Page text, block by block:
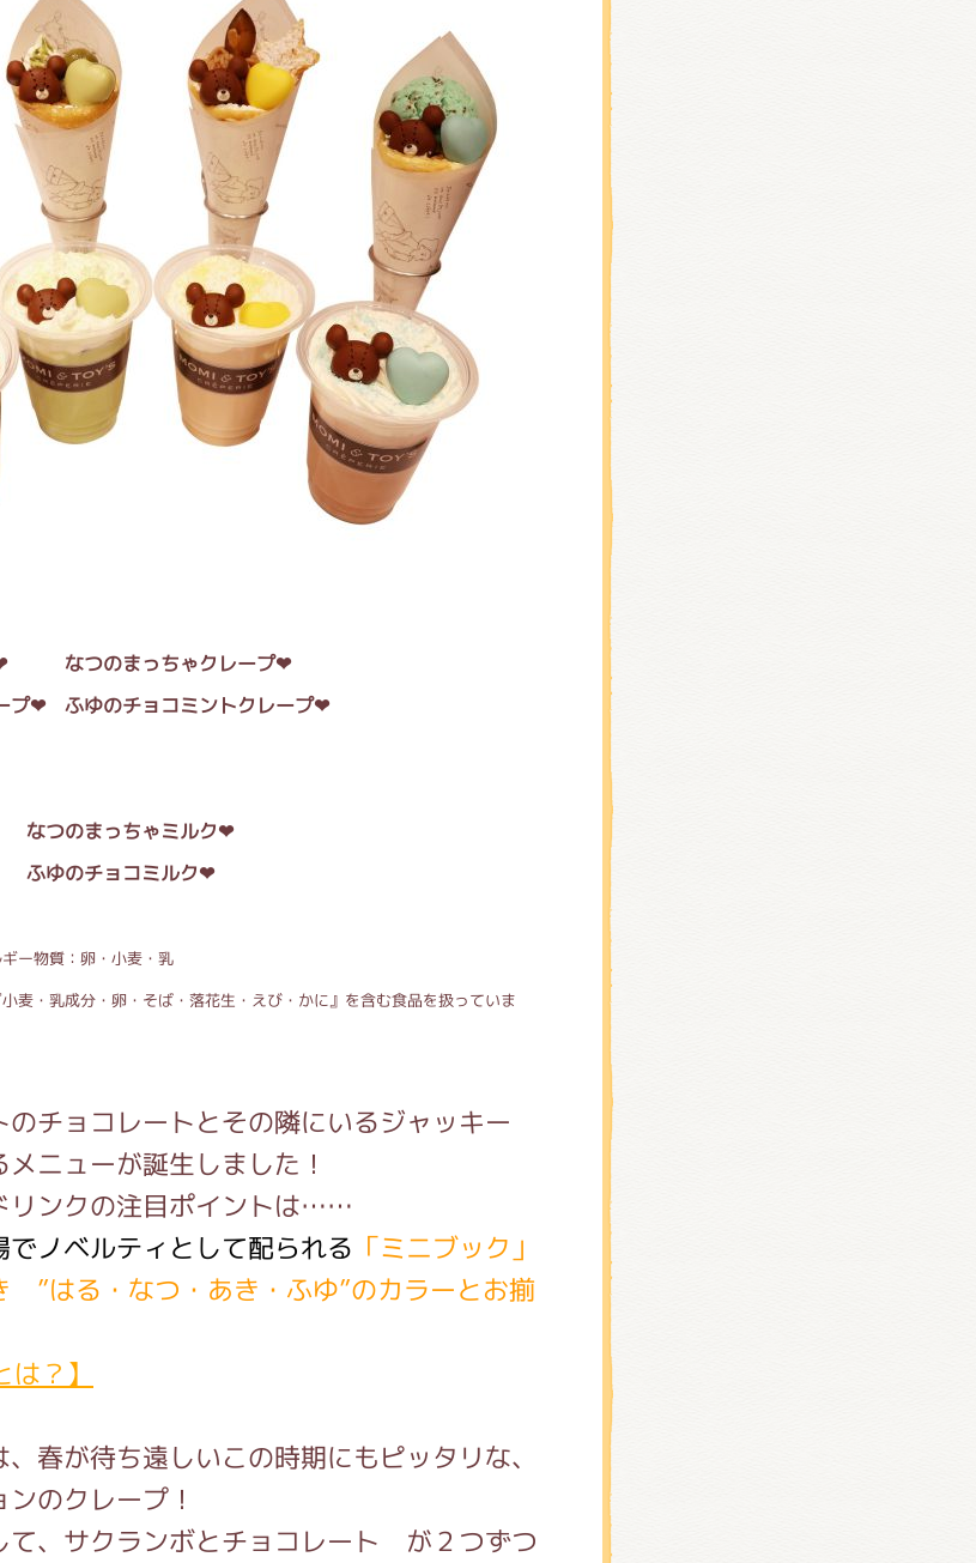
❤︎ なつのまっちゃクレープ❤︎
プ❤︎ ふゆのチョコミントクレープ❤︎
なつのまっちゃミルク❤
ふゆのチョコミルク❤
ー物質：卵・小麦・乳
麦・乳成分・卵・そば・落花生・えび・かに』を含む食品を扱っていま
のチョコレートとその隣にいるジャッキー
ニューが誕生しました！
リンクの注目ポイントは……
ノベルティとして配られる 「ミニブック」
”はる・なつ・あき・ふゆ”のカラーとお揃
は？】
春が待ち遠しいこの時期にもピッタリな、
ンのクレープ！
て、サクランボとチョコレート が２つずつ
家庭科部